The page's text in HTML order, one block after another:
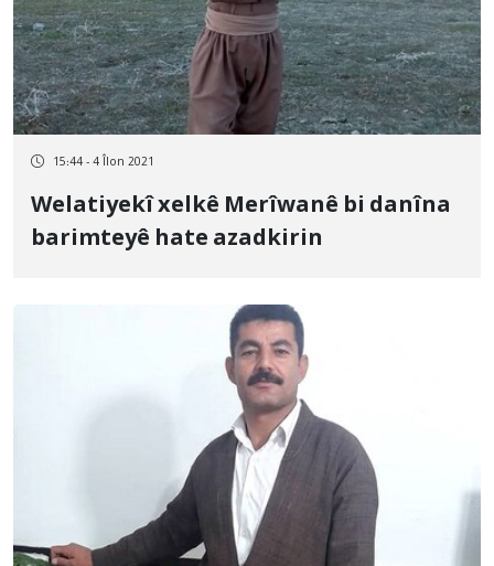
15:44 - 4 Îlon 2021
Welatiyekî xelkê Merîwanê bi danîna
barimteyê hate azadkirin